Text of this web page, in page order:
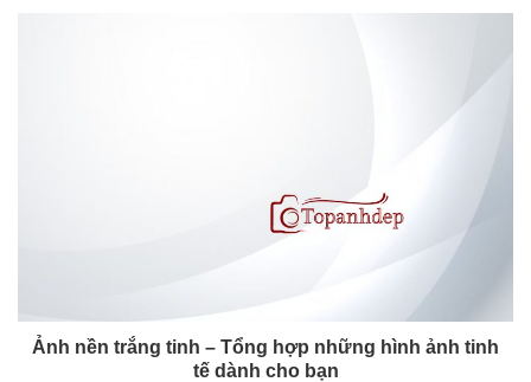
Ảnh nền trắng tinh – Tổng hợp những hình ảnh tinh
tế dành cho bạn